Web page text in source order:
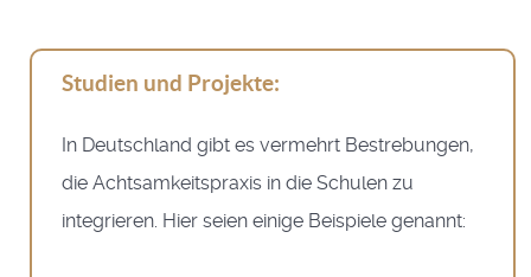
Studien und Projekte:
In Deutschland gibt es vermehrt Bestrebungen,
die Achtsamkeitspraxis in die Schulen zu
integrieren. Hier seien einige Beispiele genannt: